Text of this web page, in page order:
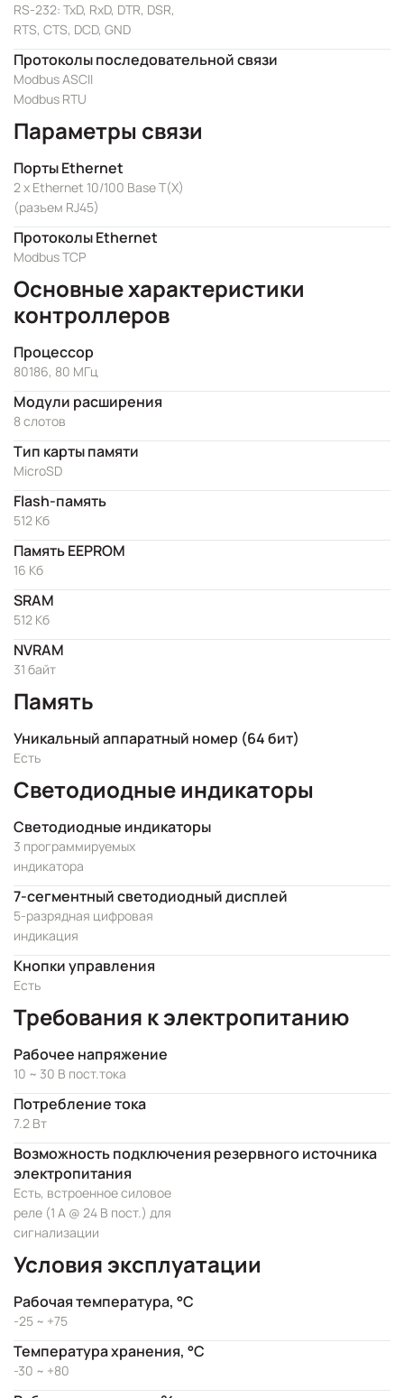
RS-232: TxD, RxD, DTR, DSR,
RTS, CTS, DCD, GND
Протоколы последовательной связи
Modbus ASCII
Modbus RTU
Параметры связи
Порты Ethernet
2 x Ethernet 10/100 Base T(X)
(разъем RJ45)
Протоколы Ethernet
Modbus TCP
Основные характеристики
контроллеров
Процессор
80186, 80 МГц
Модули расширения
8 слотов
Тип карты памяти
MicroSD
Flash-память
512 Кб
Память EEPROM
16 Кб
SRAM
512 Kб
NVRAM
31 байт
Память
Уникальный аппаратный номер (64 бит)
Есть
Светодиодные индикаторы
Светодиодные индикаторы
3 программируемых
индикатора
7-сегментный светодиодный дисплей
5-разрядная цифровая
индикация
Кнопки управления
Есть
Требования к электропитанию
Рабочее напряжение
10 ~ 30 В пост.тока
Потребление тока
7.2 Вт
Возможность подключения резервного источника
электропитания
Есть, встроенное силовое
реле (1 А @ 24 В пост.) для
сигнализации
Условия эксплуатации
Рабочая температура, °C
-25 ~ +75
Температура хранения, °C
-30 ~ +80